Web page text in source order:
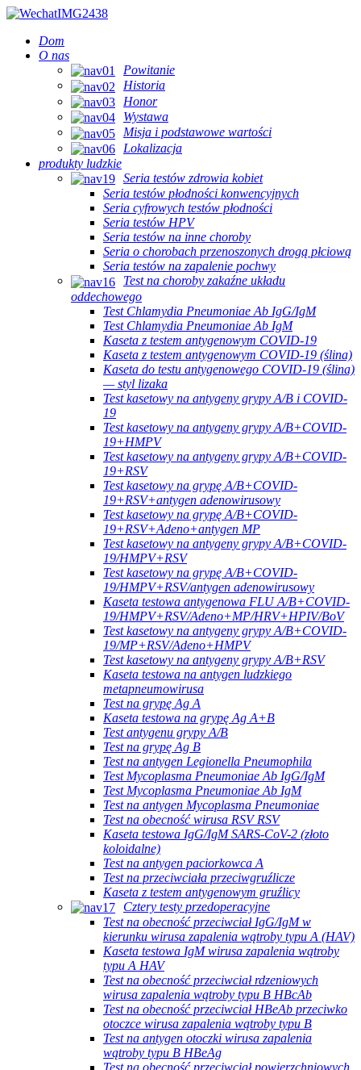
Dom
O nas
Powitanie
Historia
Honor
Wystawa
Misja i podstawowe wartości
Lokalizacja
produkty ludzkie
Seria testów zdrowia kobiet
Seria testów płodności konwencyjnych
Seria cyfrowych testów płodności
Seria testów HPV
Seria testów na inne choroby
Seria o chorobach przenoszonych drogą płciową
Seria testów na zapalenie pochwy
Test na choroby zakaźne układu
oddechowego
Test Chlamydia Pneumoniae Ab IgG/IgM
Test Chlamydia Pneumoniae Ab IgM
Kaseta z testem antygenowym COVID-19
Kaseta z testem antygenowym COVID-19 (ślina)
Kaseta do testu antygenowego COVID-19 (ślina)
— styl lizaka
Test kasetowy na antygeny grypy A/B i COVID-
19
Test kasetowy na antygeny grypy A/B+COVID-
19+HMPV
Test kasetowy na antygeny grypy A/B+COVID-
19+RSV
Test kasetowy na grypę A/B+COVID-
19+RSV+antygen adenowirusowy
Test kasetowy na grypę A/B+COVID-
19+RSV+Adeno+antygen MP
Test kasetowy na antygeny grypy A/B+COVID-
19/HMPV+RSV
Test kasetowy na grypę A/B+COVID-
19/HMPV+RSV/antygen adenowirusowy
Kaseta testowa antygenowa FLU A/B+COVID-
19/HMPV+RSV/Adeno+MP/HRV+HPIV/BoV
Test kasetowy na antygeny grypy A/B+COVID-
19/MP+RSV/Adeno+HMPV
Test kasetowy na antygeny grypy A/B+RSV
Kaseta testowa na antygen ludzkiego
metapneumowirusa
Test na grypę Ag A
Kaseta testowa na grypę Ag A+B
Test antygenu grypy A/B
Test na grypę Ag B
Test na antygen Legionella Pneumophila
Test Mycoplasma Pneumoniae Ab IgG/IgM
Test Mycoplasma Pneumoniae Ab IgM
Test na antygen Mycoplasma Pneumoniae
Test na obecność wirusa RSV RSV
Kaseta testowa IgG/IgM SARS-CoV-2 (złoto
koloidalne)
Test na antygen paciorkowca A
Test na przeciwciała przeciwgruźlicze
Kaseta z testem antygenowym gruźlicy
Cztery testy przedoperacyjne
Test na obecność przeciwciał IgG/IgM w
kierunku wirusa zapalenia wątroby typu A (HAV)
Kaseta testowa IgM wirusa zapalenia wątroby
typu A HAV
Test na obecność przeciwciał rdzeniowych
wirusa zapalenia wątroby typu B HBcAb
Test na obecność przeciwciał HBeAb przeciwko
otoczce wirusa zapalenia wątroby typu B
Test na antygen otoczki wirusa zapalenia
wątroby typu B HBeAg
Test na obecność przeciwciał powierzchniowych